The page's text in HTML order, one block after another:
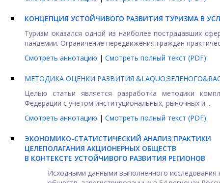
КОНЦЕПЦИЯ УСТОЙЧИВОГО РАЗВИТИЯ ТУРИЗМА В
Туризм оказался одной из наиболее пострадавших
пандемии. Ограничение передвижения граждан
Смотреть аннотацию | Смотреть полный текст (PDF)
МЕТОДИКА ОЦЕНКИ РАЗВИТИЯ
Целью статьи является разработка методики
Федерации с учетом институциональных, рыночных и ...
Смотреть аннотацию | Смотреть полный текст (PDF)
ЭКОНОМИКО-СТАТИСТИЧЕСКИЙ АНАЛИЗ ПРАКТИКИ
ЦЕЛЕПОЛАГАНИЯ АКЦИОНЕРНЫХ ОБЩЕСТВ
В КОНТЕКСТЕ УСТОЙЧИВОГО РАЗВИТИЯ РЕГИОНОВ
Исходными данными выполненного исследования